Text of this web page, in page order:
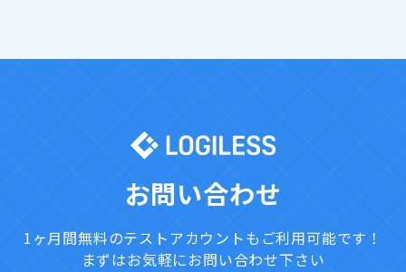
お問い合わせ
1ヶ月間無料のテストアカウントもご利用可能です！
まずはお気軽にお問い合わせ下さい